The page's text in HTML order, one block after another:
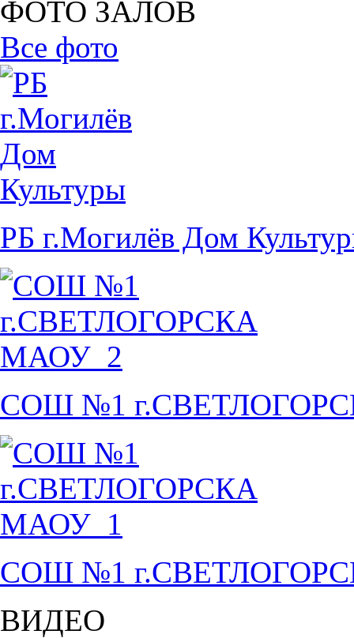
ФОТО ЗАЛОВ
Все фото
РБ г.Могилёв Дом
СОШ №1
СОШ №1
ВИДЕО